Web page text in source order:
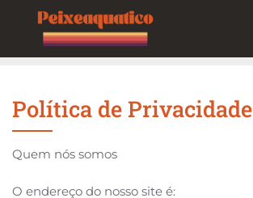
content
Política de Privacidade
Quem nós somos
O endereço do nosso site é: